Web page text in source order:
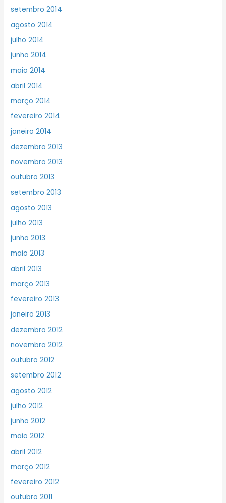
setembro 2014
agosto 2014
julho 2014
junho 2014
maio 2014
abril 2014
março 2014
fevereiro 2014
janeiro 2014
dezembro 2013
novembro 2013
outubro 2013
setembro 2013
agosto 2013
julho 2013
junho 2013
maio 2013
abril 2013
março 2013
fevereiro 2013
janeiro 2013
dezembro 2012
novembro 2012
outubro 2012
setembro 2012
agosto 2012
julho 2012
junho 2012
maio 2012
abril 2012
março 2012
fevereiro 2012
outubro 2011